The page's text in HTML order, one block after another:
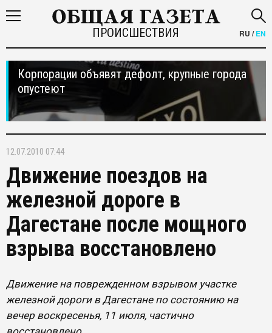
ПРОИСШЕСТВИЯ RU /EN
Корпорации объявят дефолт, крупные города
опустеют
12.07.2010 07:44
Движение поездов на
железной дороге в
Дагестане после мощного
взрыва восстановлено
Движение на поврежденном взрывом участке
железной дороги в Дагестане по состоянию на
вечер воскресенья, 11 июля, частично